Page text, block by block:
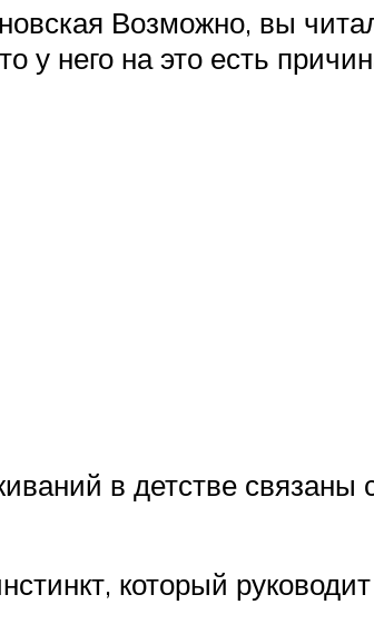
Возможно, вы
у него на это есть
в детстве
который